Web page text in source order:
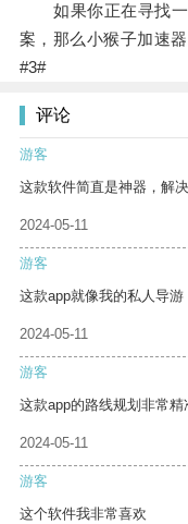
如果你正在寻找一
案，那么小猴子加速
#3#
评论
游客
这款软件简直是神器，解
2024-05-11
游客
这款app就像我的私人导游
2024-05-11
游客
这款app的路线规划非常精
2024-05-11
游客
这个软件我非常喜欢